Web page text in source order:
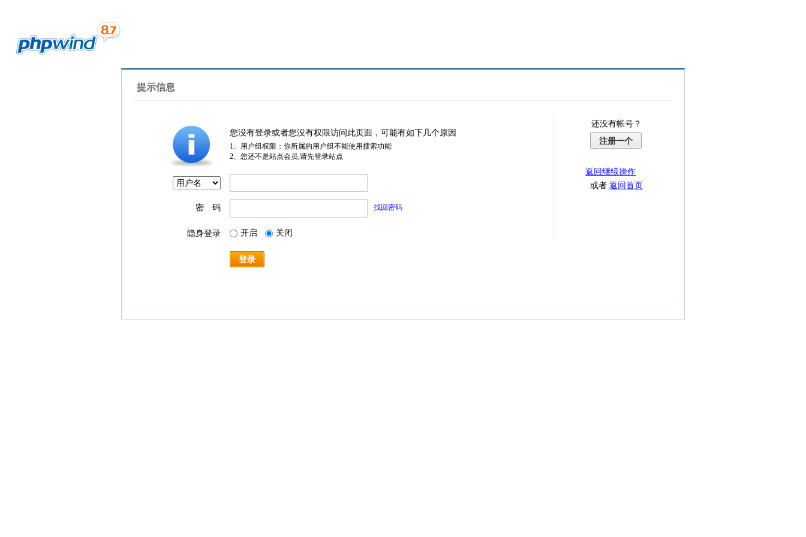
提示信息
您没有登录或者您没有权限访问此页面，可能有如下几个原因
1、用户组权限：你所属的用户组不能使用搜索功能
2、您还不是站点会员,请先登录站点
密 码 找回密码
隐身登录 开启 关闭
登录
还没有帐号？
注册一个
返回继续操作
或者返回首页